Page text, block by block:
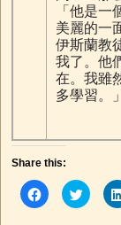
「他是
美麗的一
伊斯蘭教
我了。他
在。我雖
多學習。」
Share this:
C
l
C
l